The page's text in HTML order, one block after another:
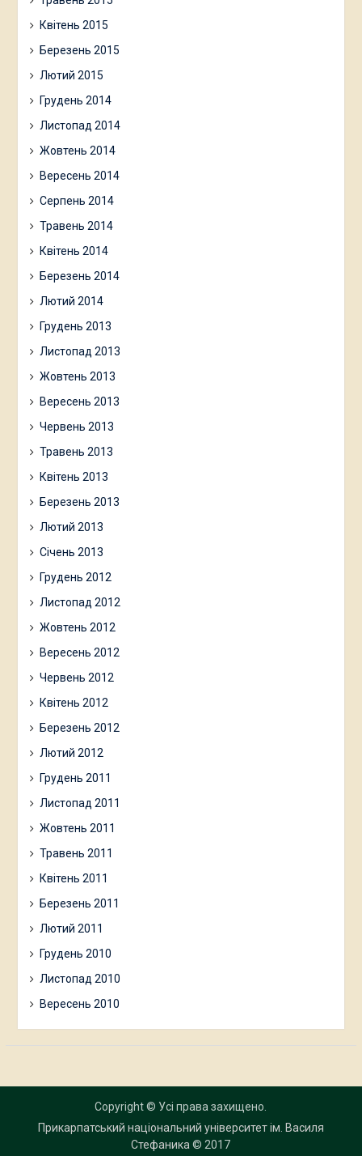
Квітень 2015
Березень 2015
Лютий 2015
Грудень 2014
Листопад 2014
Жовтень 2014
Вересень 2014
Серпень 2014
Травень 2014
Квітень 2014
Березень 2014
Лютий 2014
Грудень 2013
Листопад 2013
Жовтень 2013
Вересень 2013
Червень 2013
Травень 2013
Квітень 2013
Березень 2013
Лютий 2013
Січень 2013
Грудень 2012
Листопад 2012
Жовтень 2012
Вересень 2012
Червень 2012
Квітень 2012
Березень 2012
Лютий 2012
Грудень 2011
Листопад 2011
Жовтень 2011
Травень 2011
Квітень 2011
Березень 2011
Лютий 2011
Грудень 2010
Листопад 2010
Вересень 2010
Copyright © Усі права захищено.
Прикарпатський національний університет ім. Василя
Стефаника © 2017